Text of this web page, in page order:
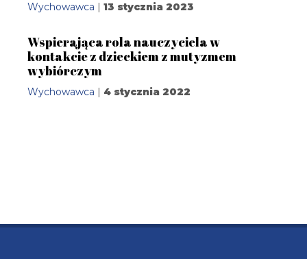
Wychowawca | 13 stycznia 2023
Wspierająca rola nauczyciela w
kontakcie z dzieckiem z mutyzmem
wybiórczym
Wychowawca | 4 stycznia 2022